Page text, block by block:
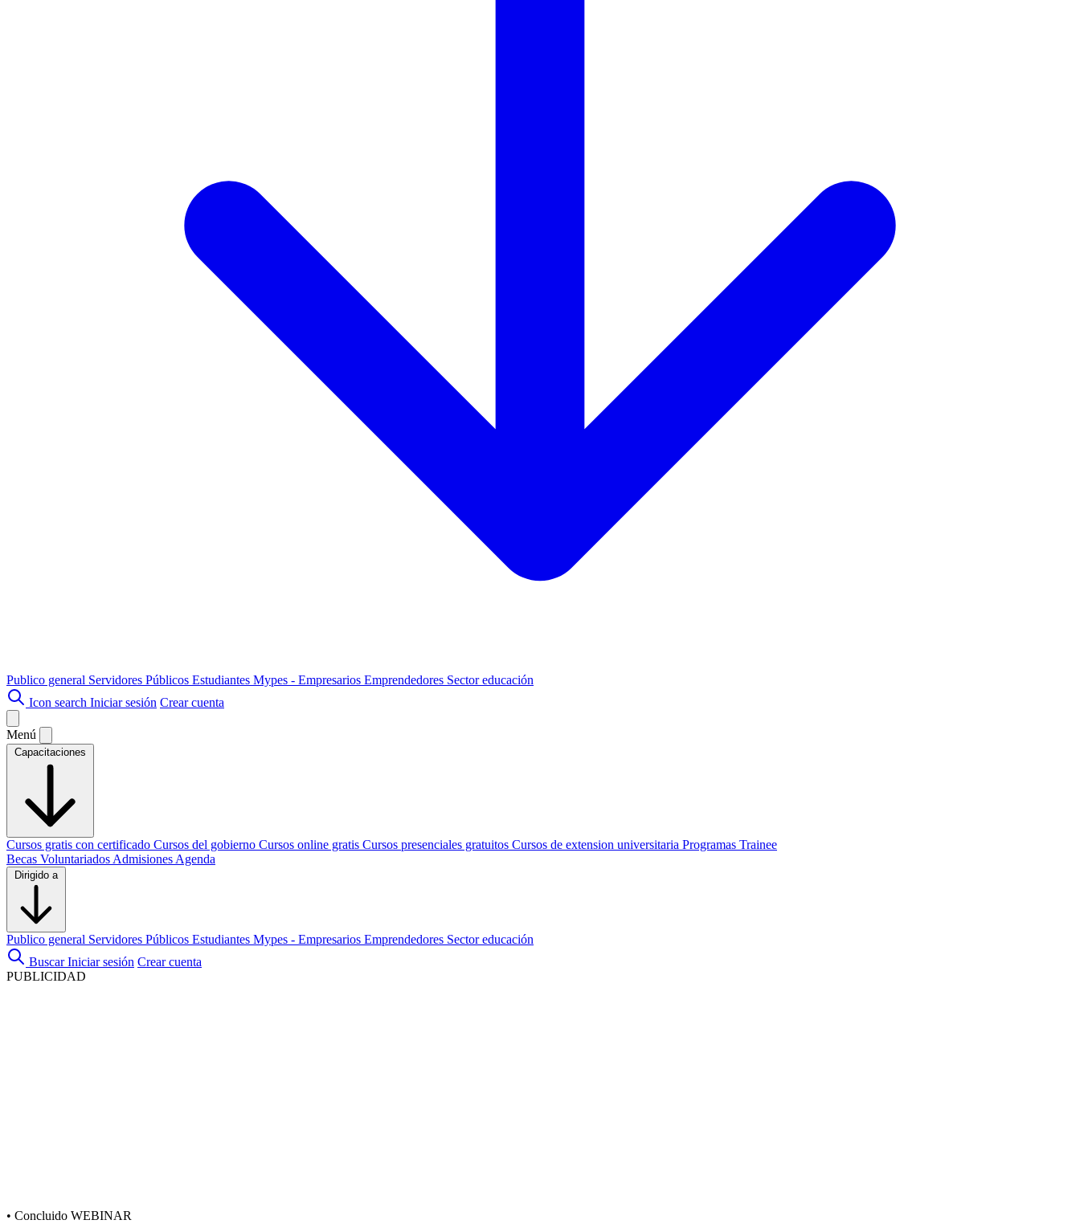
Publico general Servidores Públicos Estudiantes Mypes - Empresarios Emprendedores Sector educación
Icon search Iniciar sesión Crear cuenta
Menú
Capacitaciones
Cursos gratis con certificado Cursos del gobierno Cursos online gratis Cursos presenciales gratuitos Cursos de extension universitaria Programas Trainee
Becas Voluntariados Admisiones Agenda
Dirigido a
Publico general Servidores Públicos Estudiantes Mypes - Empresarios Emprendedores Sector educación
Buscar Iniciar sesión Crear cuenta
PUBLICIDAD
• Concluido WEBINAR